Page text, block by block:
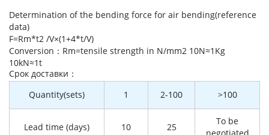
Determination of the bending force for air bending(reference
data)
F=Rm*t2 /V×(1+4*t/V)
Conversion：Rm=tensile strength in N/mm2 10N≈1Kg
10kN≈1t
Cрок доставки：
Quantity(sets)
1 2-100 >100
Lead time (days) 10 25
To be